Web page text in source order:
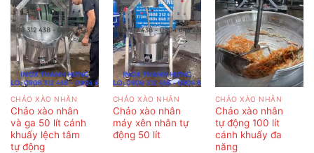
CHẢO XÀO NHÂN
Chảo xào nhân
và ga 50 lít cánh
khuấy lệch tâm
tự động
CHẢO XÀO NHÂN
Chảo xào nhân
máy xên nhân tự
động 50 lít
CHẢO XÀO NHÂN
Chảo xào nhân
tự động 100 lít
cánh khuấy đa
năng